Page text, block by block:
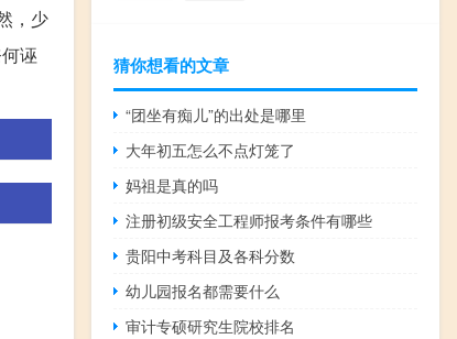
，少
诬
猜你想看的文章
“团坐有痴儿”的出处是哪里
大年初五怎么不点灯笼了
妈祖是真的吗
注册初级安全工程师报考条件有哪些
贵阳中考科目及各科分数
幼儿园报名都需要什么
审计专硕研究生院校排名